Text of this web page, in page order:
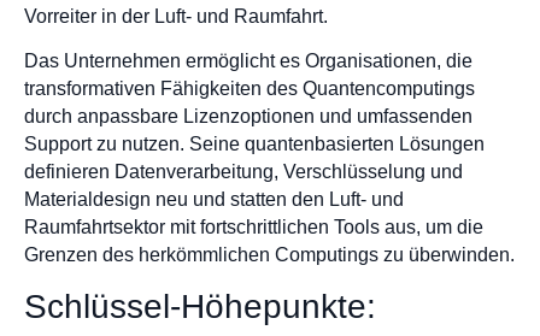
Vorreiter in der Luft- und Raumfahrt.
Das Unternehmen ermöglicht es Organisationen, die
transformativen Fähigkeiten des Quantencomputings
durch anpassbare Lizenzoptionen und umfassenden
Support zu nutzen. Seine quantenbasierten Lösungen
definieren Datenverarbeitung, Verschlüsselung und
Materialdesign neu und statten den Luft- und
Raumfahrtsektor mit fortschrittlichen Tools aus, um die
Grenzen des herkömmlichen Computings zu überwinden.
Schlüssel-Höhepunkte: